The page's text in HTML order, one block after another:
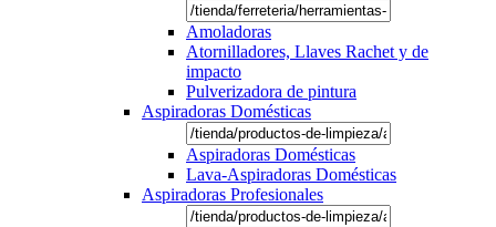
Amoladoras
Atornilladores, Llaves Rachet y de
impacto
Pulverizadora de pintura
Aspiradoras Domésticas
Aspiradoras Domésticas
Lava-Aspiradoras Domésticas
Aspiradoras Profesionales